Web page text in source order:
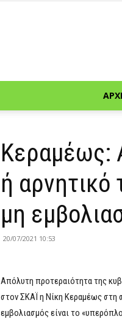
Κεραμέως:
ή αρνητικό
μη
20/07/2021 10:53
Απόλυτη προτεραιότητα της
στον ΣΚΑΪ η Νίκη Κεραμέως στη
εμβολιασμός είναι το